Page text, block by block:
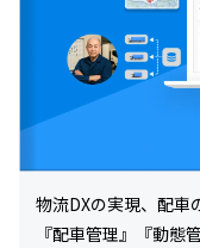
物流DXの実現、配車
『配車管理』『動態